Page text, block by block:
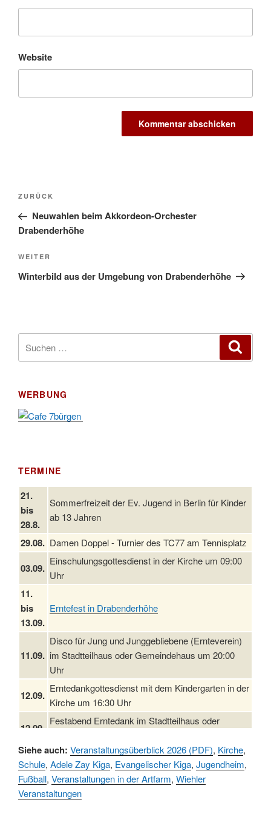
Website
Beitragsnavigation
Vorheriger
Beitrag
ZURÜCK
Neuwahlen beim Akkordeon-Orchester
Drabenderhöhe
Nächster
Beitrag
WEITER
Winterbild aus der Umgebung von Drabenderhöhe
nach:
WERBUNG
TERMINE
21.
bis
28.8.
Sommerfreizeit der Ev. Jugend in Berlin für Kinder
ab 13 Jahren
29.08. Damen Doppel - Turnier des TC77 am Tennisplatz
03.09.
Einschulungsgottesdienst in der Kirche um 09:00
Uhr
11.
bis
13.09.
Erntefest in Drabenderhöhe
11.09.
Disco für Jung und Junggebliebene (Ernteverein)
im Stadtteilhaus oder Gemeindehaus um 20:00
Uhr
12.09.
Erntedankgottesdienst mit dem Kindergarten in der
Kirche um 16:30 Uhr
12.09.
Festabend Erntedank im Stadtteilhaus oder
13.09.
Umzug und Feier zum Erntedankfest am
Stadtteilhaus um 14:00 Uhr
19.09. Schlagerabend im Stadtteilhaus Drabenderhöhe
25. u.
Siehe auch: Veranstaltungsüberblick 2026 (PDF), Kirche,
Schule, Adele Zay Kiga, Evangelischer Kiga, Jugendheim,
Fußball, Veranstaltungen in der Artfarm, Wiehler
Veranstaltungen